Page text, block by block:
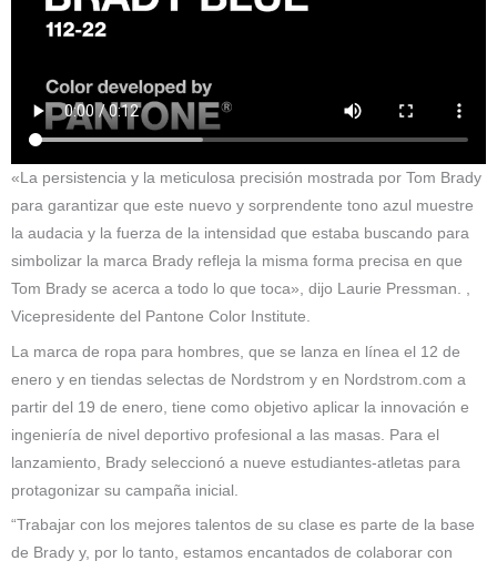
«La persistencia y la meticulosa precisión mostrada por Tom Brady
para garantizar que este nuevo y sorprendente tono azul muestre
la audacia y la fuerza de la intensidad que estaba buscando para
simbolizar la marca Brady refleja la misma forma precisa en que
Tom Brady se acerca a todo lo que toca», dijo Laurie Pressman. ,
Vicepresidente del Pantone Color Institute.
La marca de ropa para hombres, que se lanza en línea el 12 de
enero y en tiendas selectas de Nordstrom y en Nordstrom.com a
partir del 19 de enero, tiene como objetivo aplicar la innovación e
ingeniería de nivel deportivo profesional a las masas. Para el
lanzamiento, Brady seleccionó a nueve estudiantes-atletas para
protagonizar su campaña inicial.
“Trabajar con los mejores talentos de su clase es parte de la base
de Brady y, por lo tanto, estamos encantados de colaborar con